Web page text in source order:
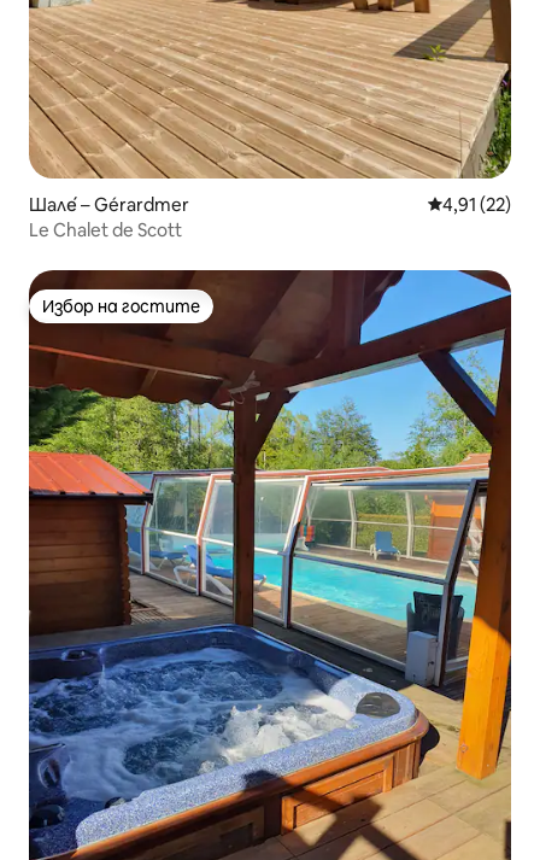
Шале́ – Gérardmer Средна
4,91 (22)
Le Chalet de Scott
Избор на гостите
Избор на гостите